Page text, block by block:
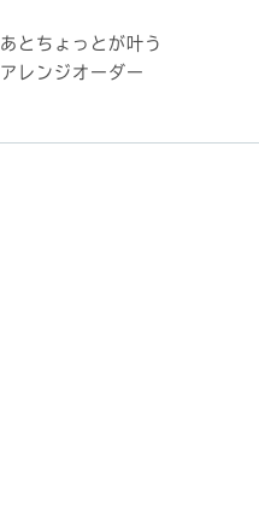
あとちょっとが叶う
アレンジオーダー